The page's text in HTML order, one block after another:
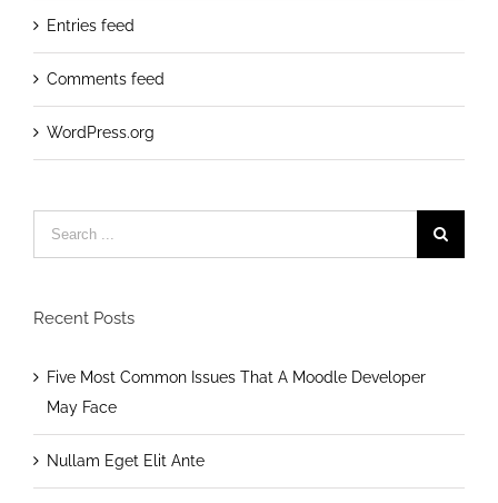
Entries feed
Comments feed
WordPress.org
for:
Recent Posts
Five Most Common Issues That A Moodle Developer
May Face
Nullam Eget Elit Ante